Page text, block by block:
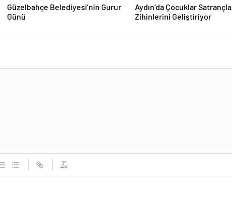
Güzelbahçe Belediyesi’nin Gurur
Günü
Aydın’da Çocuklar Satrançla
Zihinlerini Geliştiriyor